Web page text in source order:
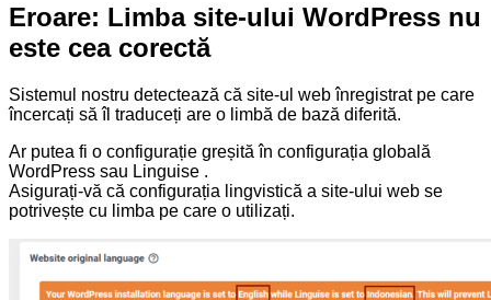
Eroare: Limba site-ului WordPress nu
este cea corectă
Sistemul nostru detectează că site-ul web înregistrat pe care
încercați să îl traduceți are o limbă de bază diferită.
Ar putea fi o configurație greșită în configurația globală
WordPress sau Linguise .
Asigurați-vă că configurația lingvistică a site-ului web se
potrivește cu limba pe care o utilizați.